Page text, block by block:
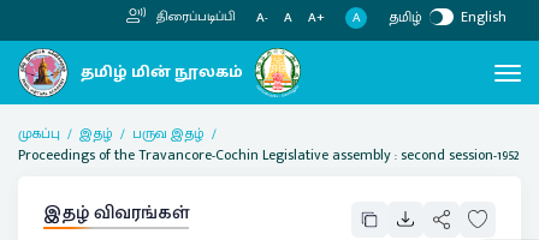
திரைப்படிப்பி A- A A+ A தமிழ் English
முகப்பு இதழ்
பருவ இதழ்
Proceedings of the Travancore-Cochin Legislative assembly : second session-1952
இதழ் விவரங்கள்